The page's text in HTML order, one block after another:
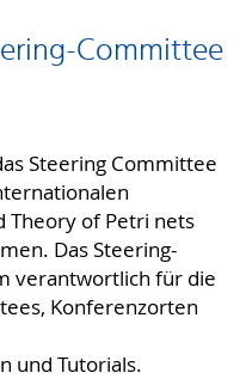
Committee
Steering Committee
Theory of Petri nets
Das Steering-
verantwortlich für die
Konferenzorten
und Tutorials.